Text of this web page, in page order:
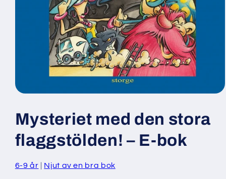
1
modalfönster
Mysteriet med den stora
flaggstölden! – E-bok
6-9 år Njut av en bra bok